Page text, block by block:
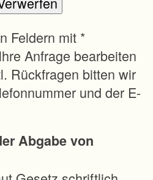
Feldern mit *
Anfrage bearbeiten
Rückfragen bitten wir
und der E-
Abgabe von